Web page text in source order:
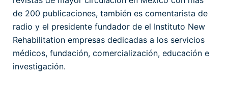
de 200 publicaciones, también es comentarista de
radio y el presidente fundador de el Instituto New
Rehabilitation empresas dedicadas a los servicios
médicos, fundación, comercialización, educación e
investigación.